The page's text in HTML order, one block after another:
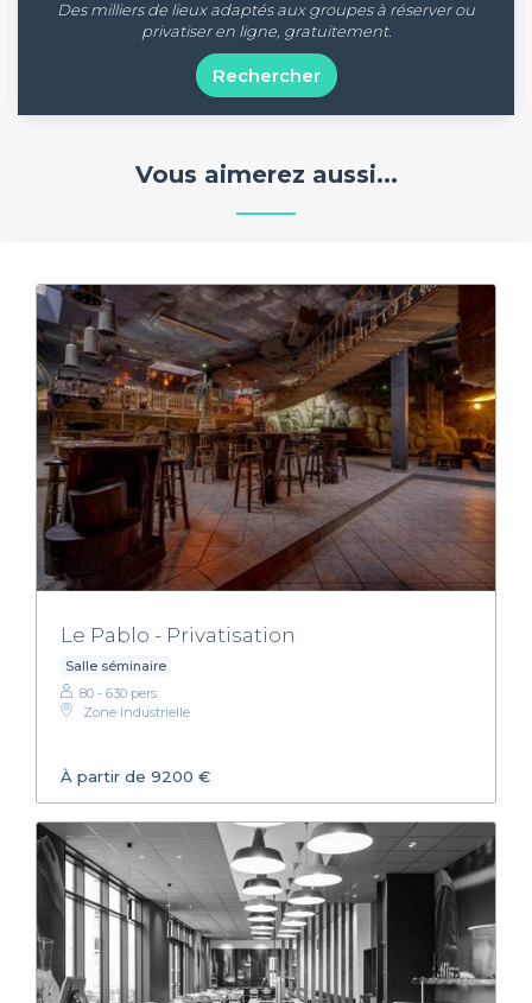
Des milliers de lieux adaptés aux groupes à réserver ou
privatiser en ligne, gratuitement.
Rechercher
Vous aimerez aussi...
Le Pablo - Privatisation
Salle séminaire
80 - 630 pers.
Zone Industrielle
À partir de 9200 €